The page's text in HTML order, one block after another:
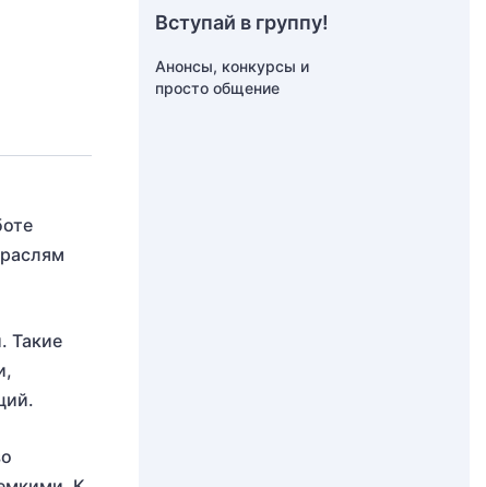
Такие
Вступай в группу!
Анонсы, конкурсы и
просто общение